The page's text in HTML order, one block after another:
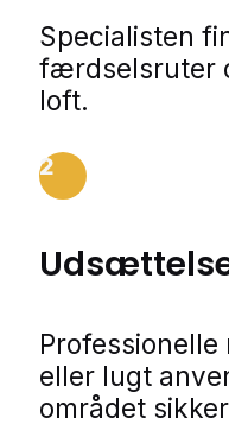
Specialisten
færdselsruter
loft.
2
eller lugt
området